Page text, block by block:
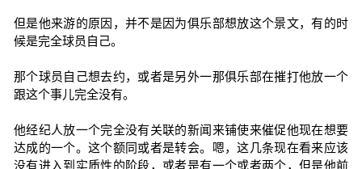
但是他来游的原因，并不是因为俱乐部想放这个景文，有的时
候是完全球员自己。
那个球员自己想去约，或者是另外一那俱乐部在摧打他放一个
跟这个事儿完全没有。
他经纪人放一个完全没有关联的新闻来铺使来催促他现在想要
达成的一个。这个额同或者是转会。嗯，这几条现在看来应该
没有进入到实质性的阶段，或者是有一个或者两个，但是他前